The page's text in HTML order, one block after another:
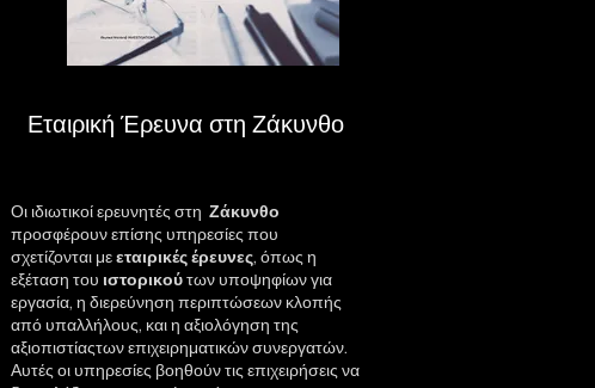
Εταιρική Έρευνα στη Ζάκυνθο
Οι ιδιωτικοί ερευνητές στη Ζάκυνθο
προσφέρουν επίσης υπηρεσίες που
σχετίζονται μεεταιρικέςέρευνες, όπως η
εξέταση του ιστορικούτων υποψηφίων για
εργασία, η διερεύνηση περιπτώσεων κλοπής
από υπαλλήλους, και η αξιολόγηση της
αξιοπιστίαςτων επιχειρηματικών συνεργατών.
Αυτές οι υπηρεσίες βοηθούν τις επιχειρήσεις να